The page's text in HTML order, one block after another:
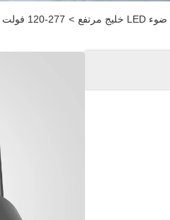
ضوء LED خليج مرتفع > 120-277 فولت LED High Bay Fixture مع 3000-6500K درجات حرارة لون قابلة للتعديل